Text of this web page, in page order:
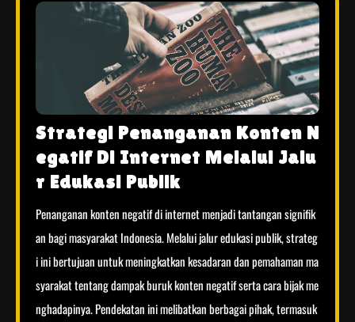
Strategi Penanganan Konten N
egatif Di Internet Melalui Jalu
r Edukasi Publik
Penanganan konten negatif di internet menjadi tantangan signifik
an bagi masyarakat Indonesia. Melalui jalur edukasi publik, strateg
i ini bertujuan untuk meningkatkan kesadaran dan pemahaman ma
syarakat tentang dampak buruk konten negatif serta cara bijak me
nghadapinya. Pendekatan ini melibatkan berbagai pihak, termasuk